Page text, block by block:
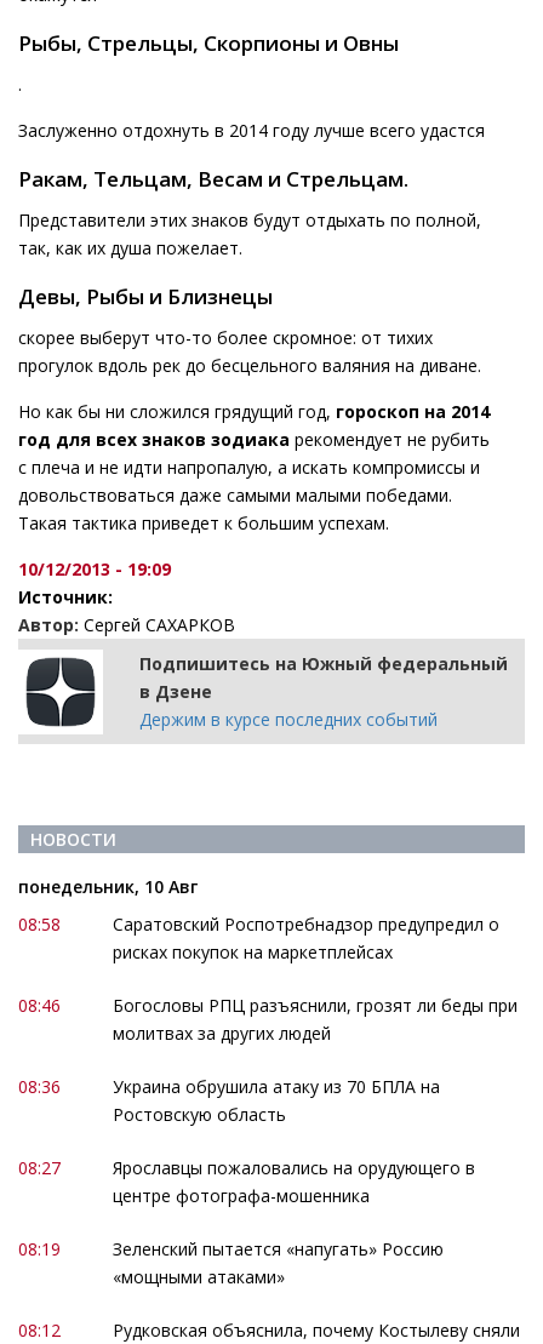
Рыбы, Стрельцы, Скорпионы и Овны
.
Заслуженно отдохнуть в 2014 году лучше всего удастся
Ракам, Тельцам, Весам и Стрельцам.
Представители этих знаков будут отдыхать по полной,
так, как их душа пожелает.
Девы, Рыбы и Близнецы
скорее выберут что-то более скромное: от тихих
прогулок вдоль рек до бесцельного валяния на диване.
Но как бы ни сложился грядущий год, гороскоп на 2014
год для всех знаков зодиака рекомендует не рубить
с плеча и не идти напропалую, а искать компромиссы и
довольствоваться даже самыми малыми победами.
Такая тактика приведет к большим успехам.
10/12/2013 - 19:09
Источник:
Автор: Сергей САХАРКОВ
Подпишитесь на Южный федеральный
в Дзене
Держим в курсе последних событий
НОВОСТИ
понедельник, 10 Авг
08:58
Саратовский Роспотребнадзор предупредил о
рисках покупок на маркетплейсах
08:46
Богословы РПЦ разъяснили, грозят ли беды при
молитвах за других людей
08:36
Украина обрушила атаку из 70 БПЛА на
Ростовскую область
08:27
Ярославцы пожаловались на орудующего в
центре фотографа-мошенника
08:19
Зеленский пытается «напугать» Россию
«мощными атаками»
08:12
Рудковская объяснила, почему Костылеву сняли